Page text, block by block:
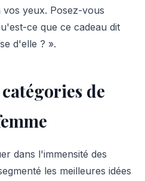
yeux. Posez-vous
ce que ce cadeau dit
d'elle ? ».
de
dans l'immensité des
les meilleures idées